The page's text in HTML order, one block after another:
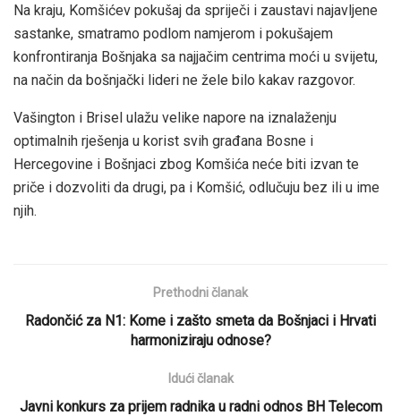
Na kraju, Komšićev pokušaj da spriječi i zaustavi najavljene
sastanke, smatramo podlom namjerom i pokušajem
konfrontiranja Bošnjaka sa najjačim centrima moći u svijetu,
na način da bošnjački lideri ne žele bilo kakav razgovor.
Vašington i Brisel ulažu velike napore na iznalaženju
optimalnih rješenja u korist svih građana Bosne i
Hercegovine i Bošnjaci zbog Komšića neće biti izvan te
priče i dozvoliti da drugi, pa i Komšić, odlučuju bez ili u ime
njih.
Prethodni članak
Radončić za N1: Kome i zašto smeta da Bošnjaci i Hrvati
harmoniziraju odnose?
Idući članak
Javni konkurs za prijem radnika u radni odnos BH Telecom